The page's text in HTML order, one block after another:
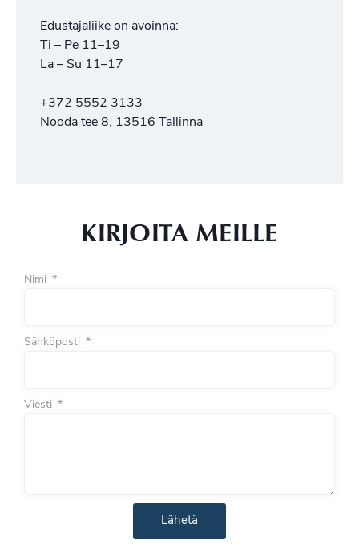
Edustajaliike on avoinna:
Ti – Pe 11–19
La – Su 11–17
+372 5552 3133
Nooda tee 8, 13516 Tallinna
KIRJOITA MEILLE
Nimi
Sähköposti
Viesti
Lähetä